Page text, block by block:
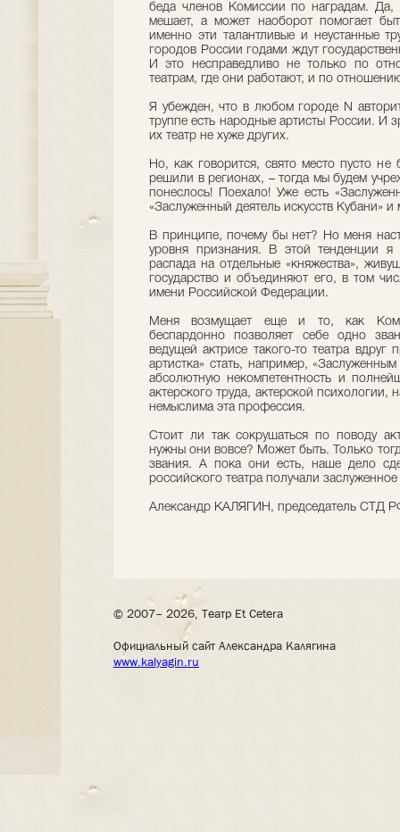
беда членов Комиссии по наградам.
мешает, а может наоборот помогает
именно эти талантливые и неустанные
городов России годами ждут
И это несправедливо не только по
театрам, где они работают, и по
Я убежден, что в любом городе N
труппе есть народные артисты России. И
их театр не хуже других.
Но, как говорится, свято место пусто
решили в регионах, – тогда мы будем
понеслось! Поехало! Уже есть
«Заслуженный деятель искусств Кубани» и
В принципе, почему бы нет? Но меня
уровня признания. В этой тенденции я
распада на отдельные «княжества»,
государство и объединяют его, в том
имени Российской Федерации.
Меня возмущает еще и то, как
беспардонно позволяет себе одно
ведущей актрисе такого-то театра вдруг
артистка» стать, например,
абсолютную некомпетентность и
актерского труда, актерской психологии,
немыслима эта профессия.
Стоит ли так сокрушаться по поводу
нужны они вовсе? Может быть. Только
звания. А пока они есть, наше дело
российского театра получали
Александр КАЛЯГИН, председатель СТД
© 2007– 2026, Театр Et Cetera
Официальный сайт Александра Калягина
www.kalyagin.ru